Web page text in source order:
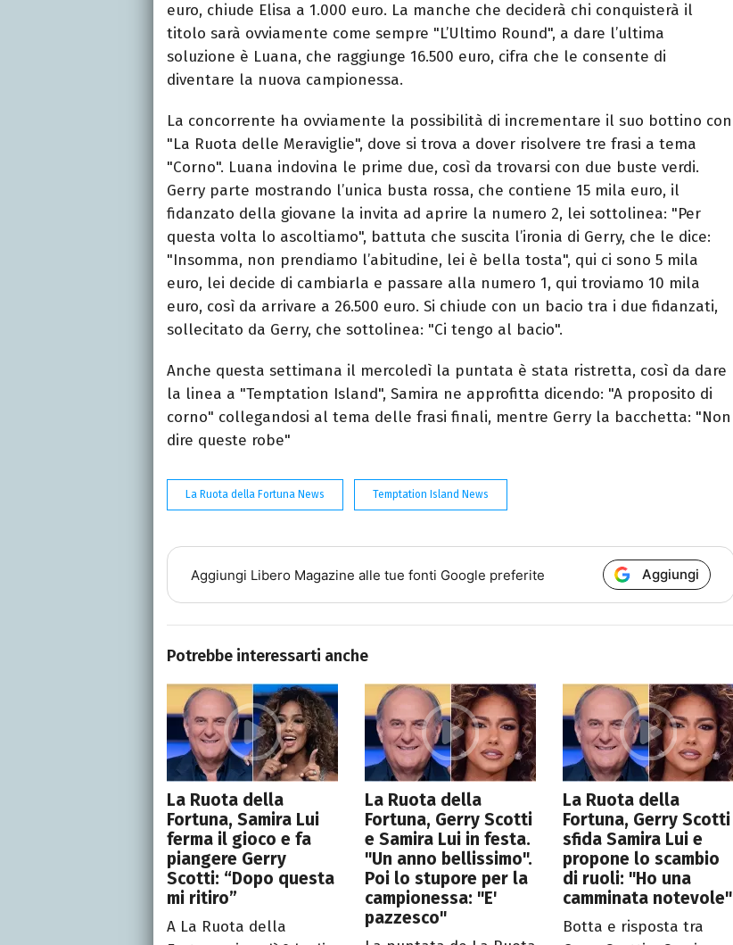
euro, chiude Elisa a 1.000 euro. La manche che deciderà chi conquisterà il
titolo sarà ovviamente come sempre "L’Ultimo Round", a dare l’ultima
soluzione è Luana, che raggiunge 16.500 euro, cifra che le consente di
diventare la nuova campionessa.
La concorrente ha ovviamente la possibilità di incrementare il suo bottino con
"La Ruota delle Meraviglie", dove si trova a dover risolvere tre frasi a tema
"Corno". Luana indovina le prime due, così da trovarsi con due buste verdi.
Gerry parte mostrando l’unica busta rossa, che contiene 15 mila euro, il
fidanzato della giovane la invita ad aprire la numero 2, lei sottolinea: "Per
questa volta lo ascoltiamo", battuta che suscita l’ironia di Gerry, che le dice:
"Insomma, non prendiamo l’abitudine, lei è bella tosta", qui ci sono 5 mila
euro, lei decide di cambiarla e passare alla numero 1, qui troviamo 10 mila
euro, così da arrivare a 26.500 euro. Si chiude con un bacio tra i due fidanzati,
sollecitato da Gerry, che sottolinea: "Ci tengo al bacio".
Anche questa settimana il mercoledì la puntata è stata ristretta, così da dare
la linea a "Temptation Island", Samira ne approfitta dicendo: "A proposito di
corno" collegandosi al tema delle frasi finali, mentre Gerry la bacchetta: "Non
dire queste robe"
La Ruota della Fortuna News Temptation Island News
Aggiungi Libero Magazine alle tue fonti Google preferite Aggiungi
Potrebbe interessarti anche
La Ruota della
Fortuna, Samira Lui
ferma il gioco e fa
piangere Gerry
Scotti: “Dopo questa
mi ritiro”
A La Ruota della
La Ruota della
Fortuna, Gerry Scotti
e Samira Lui in festa.
"Un anno bellissimo".
Poi lo stupore per la
campionessa: "E'
pazzesco"
La Ruota della
Fortuna, Gerry Scotti
sfida Samira Lui e
propone lo scambio
di ruoli: "Ho una
camminata notevole"
Botta e risposta tra